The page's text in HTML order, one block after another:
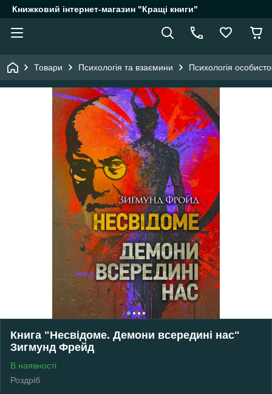
Книжковий інтернет-магазин "Кращі книги"
Товари Психологія та взаємини Психологія
Книга "Несвідоме. Демони всередині нас"
Зигмунд Фрейд
В наявності
Роздріб